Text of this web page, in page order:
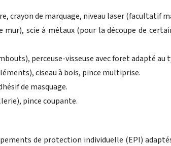
crayon de marquage, niveau laser (facultatif
scie à métaux (pour la découpe de
perceuse-visseuse avec foret adapté au
ciseau à bois, pince multiprise.
de masquage.
pince coupante.
de protection individuelle (EPI)